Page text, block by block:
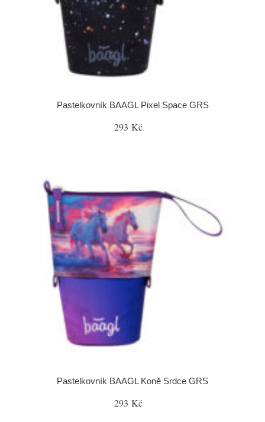
Pastelkovník BAAGL Pixel Space GRS
293 Kč
Pastelkovník BAAGL Koně Srdce GRS
293 Kč